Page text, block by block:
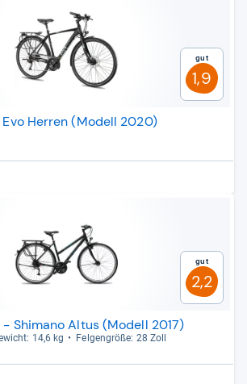
Gut
1,9
Herren (Modell 2020)
Gut
2,2
Shimano Altus (Modell 2017)
14,6 kg
Fel­gen­größe: 28 Zoll